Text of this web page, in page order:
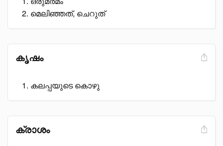
മെലിഞ്ഞത്, ചെറുത്
കൃഷം
കലപ്പയുടെ കൊഴു
ക്രാശം